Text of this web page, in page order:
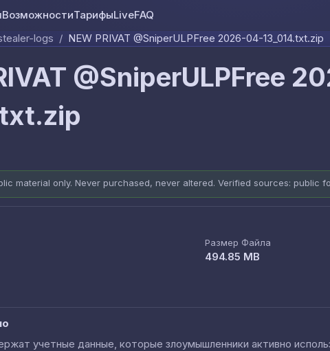
ВозможностиТарифыLiveFAQ
logs / NEW PRIVAT @SniperULPFree 2026-04-13_014.txt.zip
@SniperULPFree
material only. Never purchased, never altered. Verified sources: public
Размер Файла
494.85 MB
учетные данные, которые злоумышленники активно